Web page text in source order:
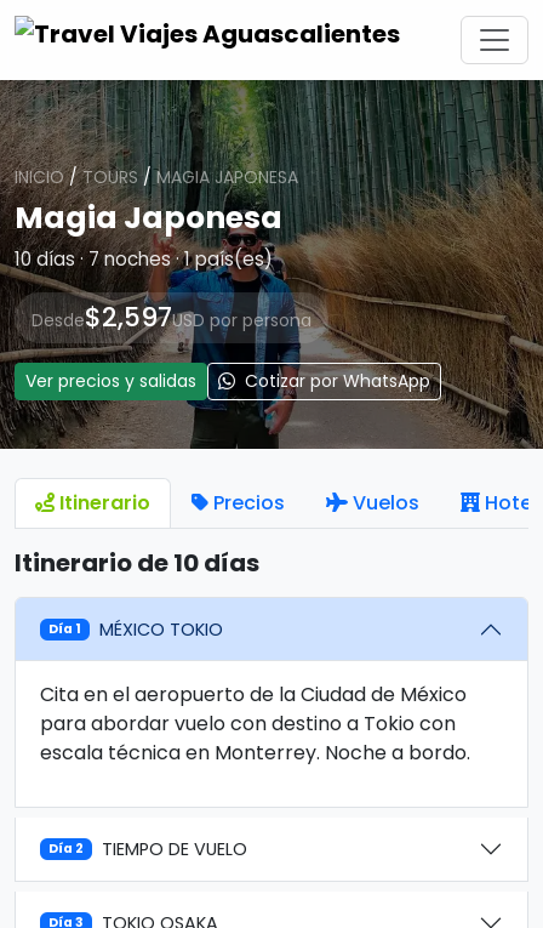
INICIO/TOURS /MAGIA JAPONESA
Magia Japonesa
10 días · 7 noches · 1 país(es)
Desde$2,597USD por persona
Ver precios y salidas Cotizar por WhatsApp
Itinerario Precios Vuelos
Itinerario de 10 días
Día 1 MÉXICO TOKIO
Cita en el aeropuerto de la Ciudad de México
para abordar vuelo con destino a Tokio con
escala técnica en Monterrey. Noche a bordo.
Día 2 TIEMPO DE VUELO
Día 3 TOKIO OSAKA